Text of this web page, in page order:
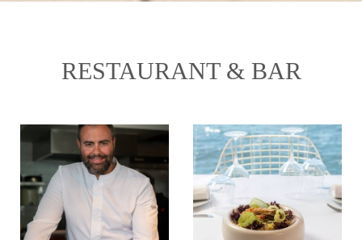
RESTAURANT & BAR